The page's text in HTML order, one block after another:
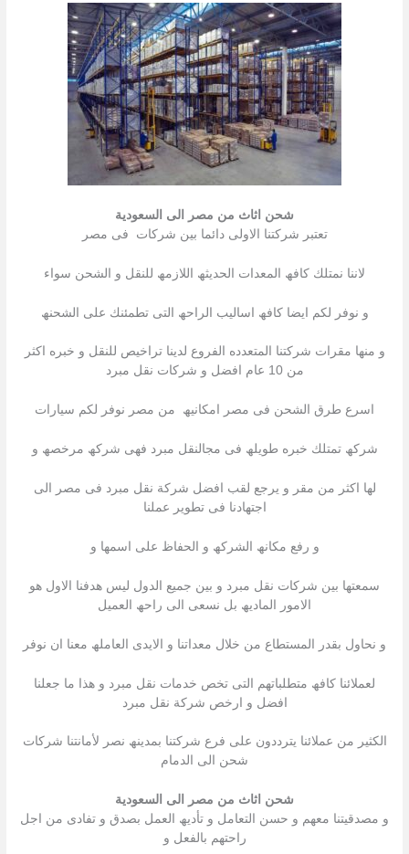
شحن اثاث من مصر الى السعودية
تعتبر شركتنا الاولى دائما بین شركات فى مصر
لاننا نمتلك كافھ المعدات الحدیثھ اللازمھ للنقل و الشحن سواء
و نوفر لكم ایضا كافھ اسالیب الراحھ التى تطمئنك على الشحنھ
و منھا مقرات شركتنا المتعدده الفروع لدینا تراخیص للنقل و خبره اكثر
من 10 عام افضل و شركات نقل مبرد
اسرع طرق الشحن فى مصر امكانیھ من مصر نوفر لكم سیارات
شركھ تمتلك خبره طویلھ فى مجالنقل مبرد فھى شركھ مرخصھ و
لھا اكثر من مقر و یرجع لقب افضل شركة نقل مبرد فى مصر الى
اجتھادنا فى تطویر عملنا
و رفع مكانھ الشركھ و الحفاظ على اسمھا و
سمعتھا بین شركات نقل مبرد و بین جمیع الدول لیس ھدفنا الاول ھو
الامور المادیھ بل نسعى الى راحھ العمیل
و نحاول بقدر المستطاع من خلال معداتنا و الایدى العاملھ معنا ان نوفر
لعملائنا كافھ متطلباتھم التى تخص خدمات نقل مبرد و ھذا ما جعلنا
افضل و ارخص شركة نقل مبرد
الكثیر من عملائنا یترددون على فرع شركتنا بمدینھ نصر لأمانتنا شركات
شحن الى الدمام
شحن اثاث من مصر الى السعودية
و مصدقیتنا معھم و حسن التعامل و تأدیھ العمل بصدق و تفادى من اجل
راحتھم بالفعل و